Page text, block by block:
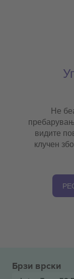
Не
видите
клучен
Брзи врски